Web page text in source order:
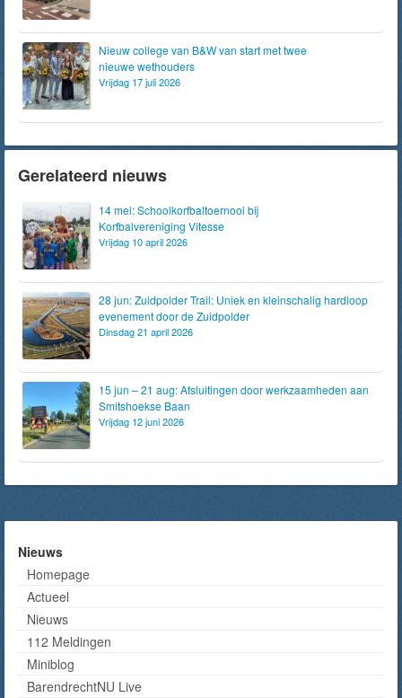
Nieuw college van B&W van start met twee
nieuwe wethouders
Vrijdag 17 juli 2026
Gerelateerd nieuws
14 mei: Schoolkorfbaltoernooi bij
Korfbalvereniging Vitesse
Vrijdag 10 april 2026
28 jun: Zuidpolder Trail: Uniek en kleinschalig hardloop
evenement door de Zuidpolder
Dinsdag 21 april 2026
15 jun – 21 aug: Afsluitingen door werkzaamheden aan
Smitshoekse Baan
Vrijdag 12 juni 2026
Nieuws
Homepage
Actueel
Nieuws
112 Meldingen
Miniblog
BarendrechtNU Live